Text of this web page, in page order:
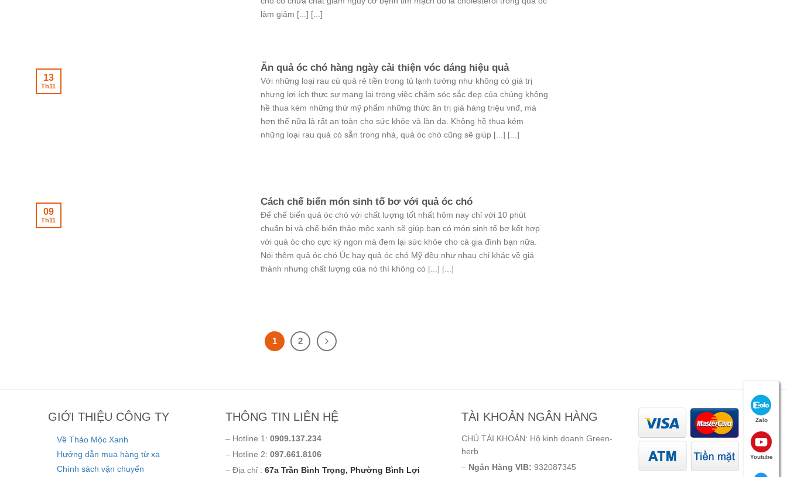
làm giảm [...] [...]
Ăn quả óc chó hàng ngày cải thiện vóc dáng hiệu quả
Với những loại rau củ quả rẻ tiền trong tủ lạnh tưởng như không có giá trị
nhưng lợi ích thực sự mang lại trong việc chăm sóc sắc đẹp của chúng không
hề thua kém những thứ mỹ phẩm những thức ăn trị giá hàng triệu vnđ, mà
hơn thế nữa là rất an toàn cho sức khỏe và làn da. Không hề thua kém
những loại rau quả có sẵn trong nhà, quả óc chó cũng sẽ giúp [...] [...]
13
Th11
Cách chế biến món sinh tố bơ với quả óc chó
Để chế biến quả óc chó với chất lượng tốt nhất hôm nay chỉ với 10 phút
chuẩn bị và chế biến thảo mộc xanh sẽ giúp bạn có món sinh tố bơ kết hợp
với quả óc cho cực kỳ ngon mà đem lại sức khỏe cho cả gia đình bạn nữa.
Nói thêm quả óc chó Úc hay quả óc chó Mỹ đều như nhau chỉ khác về giá
thành nhưng chất lượng của nó thì không có [...] [...]
09
Th11
1 2
GIỚI THIỆU CÔNG TY
Về Thảo Mộc Xanh
Hướng dẫn mua hàng từ xa
Chính sách vận chuyển
THÔNG TIN LIÊN HỆ
– Hotline 1: 0909.137.234
– Hotline 2: 097.661.8106
– Địa chỉ : 67a Trần Bình Trọng, Phường Bình Lợi
TÀI KHOẢN NGÂN HÀNG
CHỦ TÀI KHOẢN: Hộ kinh doanh Green-
herb
– Ngân Hàng VIB: 932087345
Zalo
Youtube